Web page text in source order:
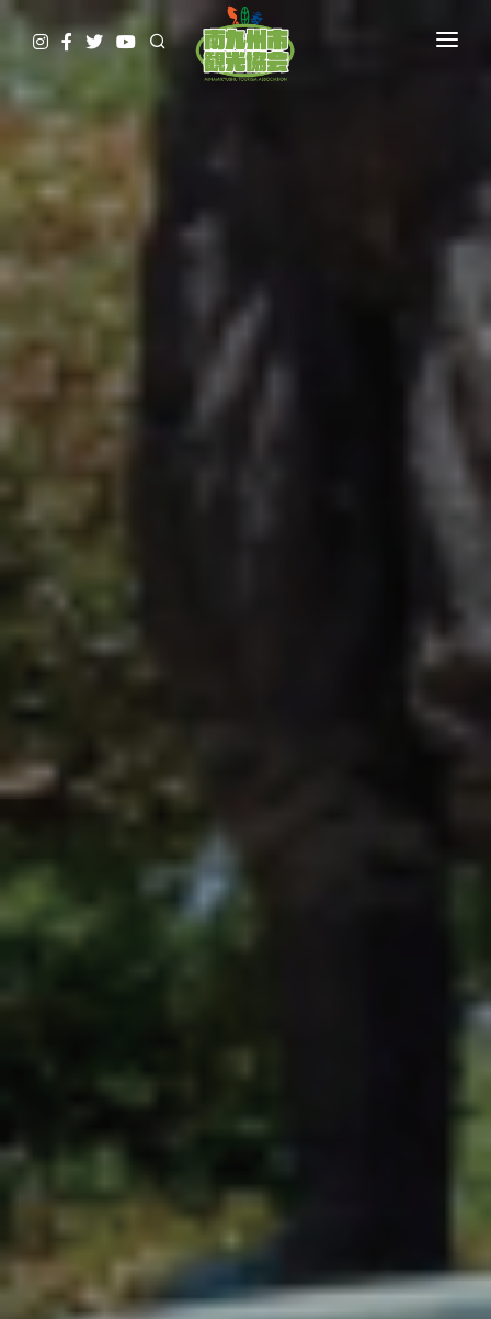
HOME
観て
遊んで
食べて
泊まって
やってみる
調べる
ガイド予約▷
予約・問合せ・パンフ
交通関連